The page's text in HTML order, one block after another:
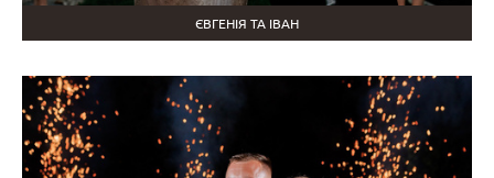
ЄВГЕНІЯ ТА ІВАН